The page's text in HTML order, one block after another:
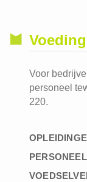
Voor
personeel
220.